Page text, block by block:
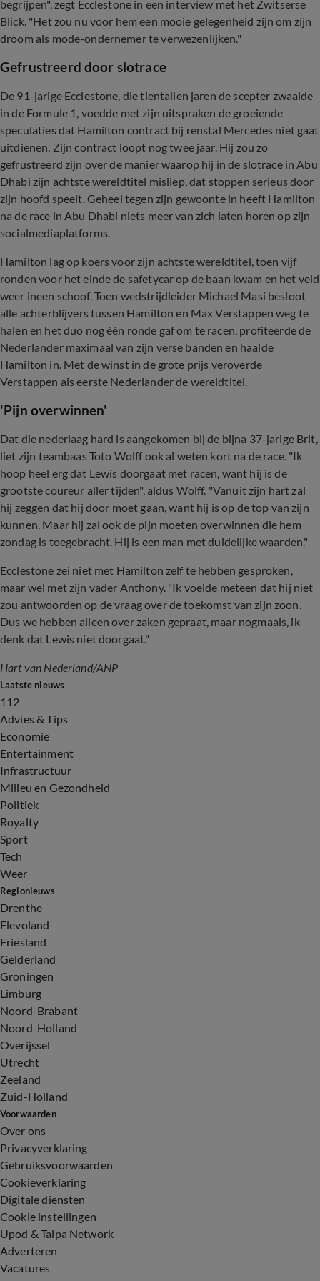
begrijpen", zegt Ecclestone in een interview met het Zwitserse
Blick. "Het zou nu voor hem een mooie gelegenheid zijn om zijn
droom als mode-ondernemer te verwezenlijken."
Gefrustreerd door slotrace
De 91-jarige Ecclestone, die tientallen jaren de scepter zwaaide
in de Formule 1, voedde met zijn uitspraken de groeiende
speculaties dat Hamilton contract bij renstal Mercedes niet gaat
uitdienen. Zijn contract loopt nog twee jaar. Hij zou zo
gefrustreerd zijn over de manier waarop hij in de slotrace in Abu
Dhabi zijn achtste wereldtitel misliep, dat stoppen serieus door
zijn hoofd speelt. Geheel tegen zijn gewoonte in heeft Hamilton
na de race in Abu Dhabi niets meer van zich laten horen op zijn
socialmediaplatforms.
Hamilton lag op koers voor zijn achtste wereldtitel, toen vijf
ronden voor het einde de safetycar op de baan kwam en het veld
weer ineen schoof. Toen wedstrijdleider Michael Masi besloot
alle achterblijvers tussen Hamilton en Max Verstappen weg te
halen en het duo nog één ronde gaf om te racen, profiteerde de
Nederlander maximaal van zijn verse banden en haalde
Hamilton in. Met de winst in de grote prijs veroverde
Verstappen als eerste Nederlander de wereldtitel.
'Pijn overwinnen'
Dat die nederlaag hard is aangekomen bij de bijna 37-jarige Brit,
liet zijn teambaas Toto Wolff ook al weten kort na de race. "Ik
hoop heel erg dat Lewis doorgaat met racen, want hij is de
grootste coureur aller tijden", aldus Wolff. "Vanuit zijn hart zal
hij zeggen dat hij door moet gaan, want hij is op de top van zijn
kunnen. Maar hij zal ook de pijn moeten overwinnen die hem
zondag is toegebracht. Hij is een man met duidelijke waarden."
Ecclestone zei niet met Hamilton zelf te hebben gesproken,
maar wel met zijn vader Anthony. "Ik voelde meteen dat hij niet
zou antwoorden op de vraag over de toekomst van zijn zoon.
Dus we hebben alleen over zaken gepraat, maar nogmaals, ik
denk dat Lewis niet doorgaat."
Hart van Nederland/ANP
Laatste nieuws
112
Advies & Tips
Economie
Entertainment
Infrastructuur
Milieu en Gezondheid
Politiek
Royalty
Sport
Tech
Weer
Regionieuws
Drenthe
Flevoland
Friesland
Gelderland
Groningen
Limburg
Noord-Brabant
Noord-Holland
Overijssel
Utrecht
Zeeland
Zuid-Holland
Voorwaarden
Over ons
Privacyverklaring
Gebruiksvoorwaarden
Cookieverklaring
Digitale diensten
Cookie instellingen
Upod & Talpa Network
Adverteren
Vacatures